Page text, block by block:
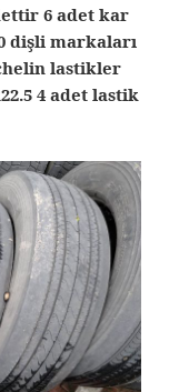
6 adet kar
dişli markaları
lastikler
4 adet lastik